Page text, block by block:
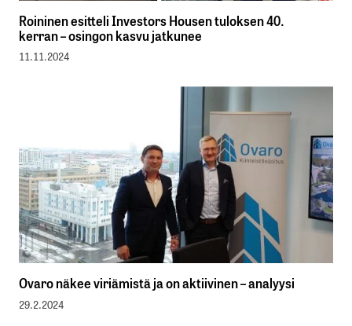
Roininen esitteli Investors Housen tuloksen 40.
kerran – osingon kasvu jatkunee
11.11.2024
Ovaro näkee viriämistä ja on aktiivinen – analyysi
29.2.2024